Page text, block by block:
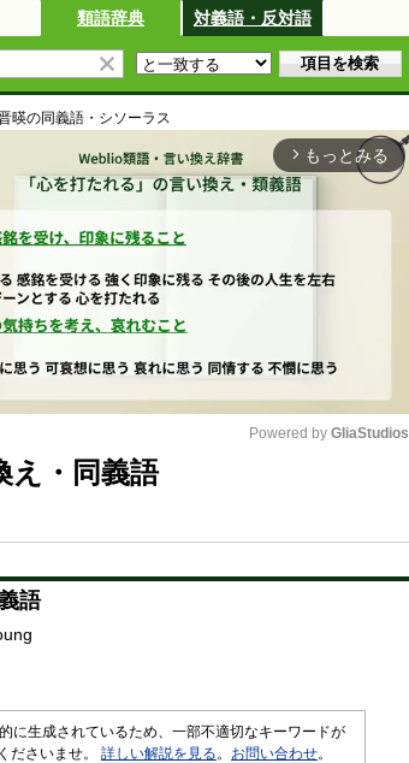
類語辞典 対義語・反対語
暎の同義語・シソーラス
arrow_forward_ios もっとみる
Powered by GliaStudios
え・同義語
語
に生成されているため、一部不適切なキーワードが
ださいませ。 詳しい解説を見る 。 お問い合わせ。